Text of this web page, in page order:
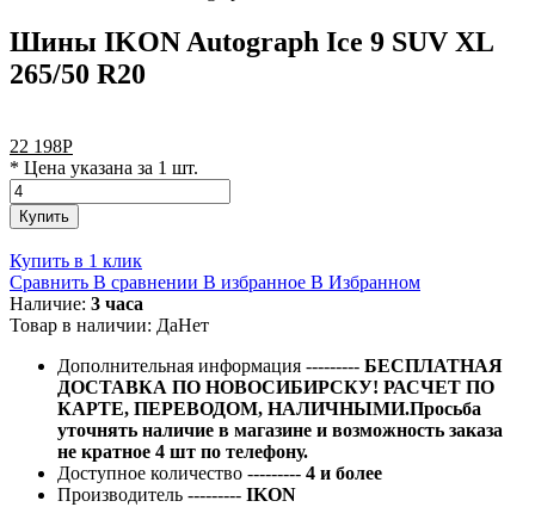
Шины IKON Autograph Ice 9 SUV XL
265/50 R20
22 198Р
* Цена указана за 1 шт.
Купить
Купить в 1 клик
Сравнить В сравнении В избранное В Избранном
Наличие: 3 часа
Товар в наличии: ДаНет
Дополнительная информация --------- БЕСПЛАТНАЯ
ДОСТАВКА ПО НОВОСИБИРСКУ! РАСЧЕТ ПО
КАРТЕ, ПЕРЕВОДОМ, НАЛИЧНЫМИ.Просьба
уточнять наличие в магазине и возможность заказа
не кратное 4 шт по телефону.
Доступное количество --------- 4 и более
Производитель --------- IKON